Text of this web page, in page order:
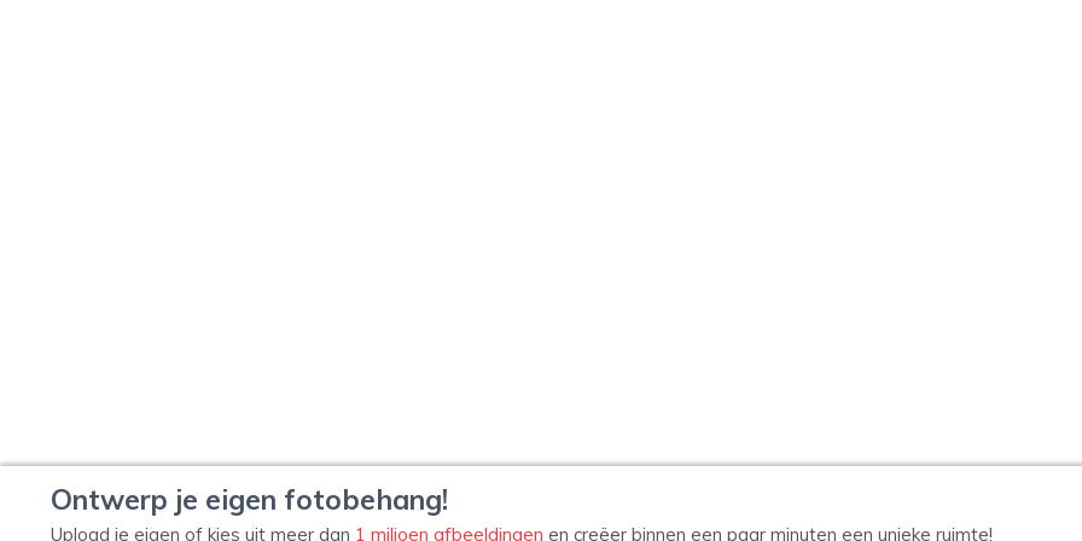
Ontwerp je eigen fotobehang!
Upload je eigen of kies uit meer dan 1 miljoen afbeeldingen en creëer binnen een paar minuten een unieke ruimte!